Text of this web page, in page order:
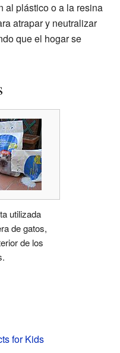
al plástico o a la resina
atrapar y neutralizar
que el hogar se
utilizada
de gatos,
de los
for Kids